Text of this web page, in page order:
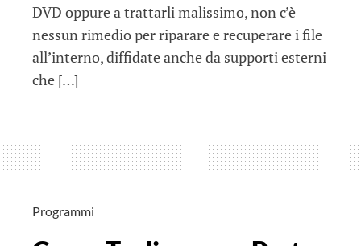
DVD oppure a trattarli malissimo, non c’è
nessun rimedio per riparare e recuperare i file
all’interno, diffidate anche da supporti esterni
che […]
Programmi